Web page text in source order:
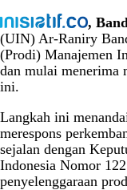
,
(UIN) Ar-Raniry
(Prodi) Manajemen
dan mulai menerima
ini.
Langkah ini
merespons
sejalan dengan
Indonesia Nomor
penyelenggaraan